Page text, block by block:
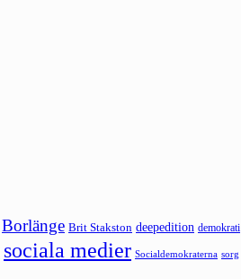
Borlänge Brit Stakston deepedition demokrati
sociala medier Socialdemokraterna sorg